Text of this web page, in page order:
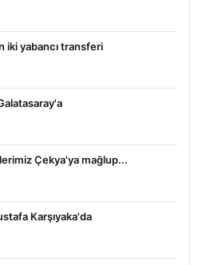
iki yabancı transferi
Çekya'ya mağlup...
Karşıyaka'da